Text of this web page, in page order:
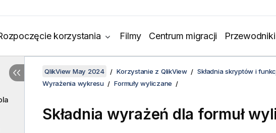
korzystania Filmy Centrum migracji
QlikView May 2024 Korzystanie z QlikView
Składnia skryptów i
Wyrażenia wykresu
Formuły wyliczane
Składnia wyrażeń dla formuł